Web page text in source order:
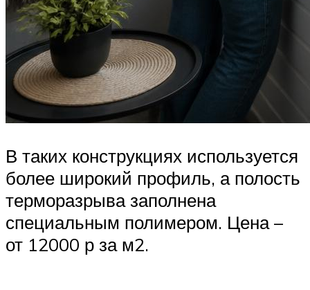
В таких конструкциях используется
более широкий профиль, а полость
терморазрыва заполнена
специальным полимером. Цена –
от 12000 р за м2.